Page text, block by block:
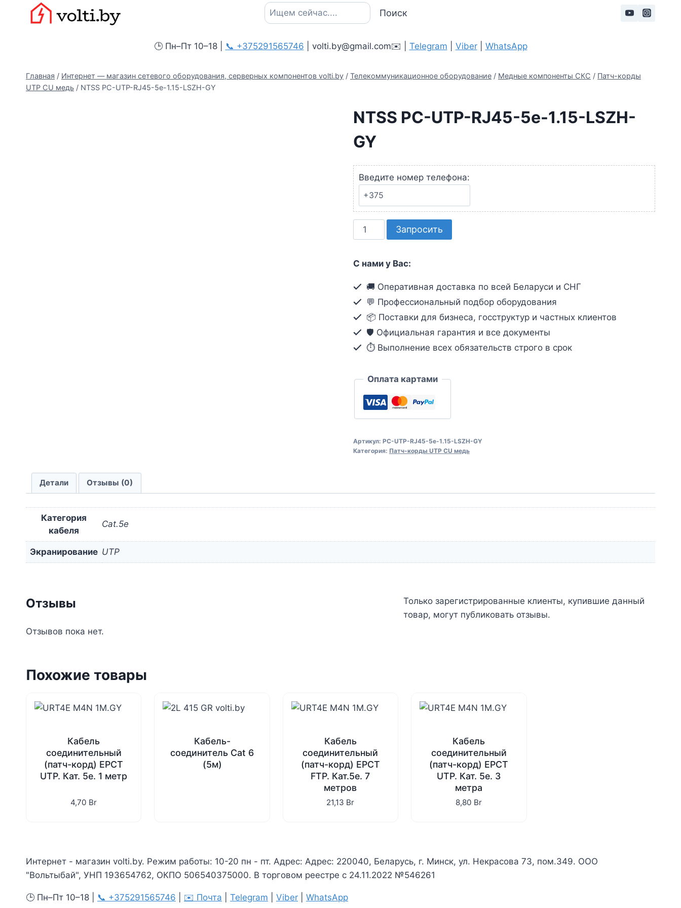
Перейти
Поиск
🕒 Пн–Пт 10–18 | 📞 +375291565746 | volti.by@gmail.com✉️ | Telegram Viber| WhatsApp
Главная / Интернет — магазин сетевого оборудования, серверных компонентов volti.by / Телекоммуникационное оборудование / Медные компоненты СКС / Патч-корды
UTP CU медь / NTSS PC-UTP-RJ45-5e-1.15-LSZH-GY
NTSS PC-UTP-RJ45-5e-1.15-LSZH-
GY
Введите номер телефона:
Количество
товара
PC-
5e-
1.15-
LSZH-
GY
Запросить
С нами у Вас:
🚚 Оперативная доставка по всей Беларуси и СНГ
💬 Профессиональный подбор оборудования
📦 Поставки для бизнеса, госструктур и частных клиентов
🛡️ Официальная гарантия и все документы
⏱ Выполнение всех обязательств строго в срок
Оплата картами
Артикул: PC-UTP-RJ45-5e-1.15-LSZH-GY
Категория: Патч-корды UTP CU медь
Детали Отзывы (0)
Категория
кабеля
Cat.5e
Экранирование UTP
Отзывы
Отзывов пока нет.
Только зарегистрированные клиенты, купившие данный
товар, могут публиковать отзывы.
Похожие товары
Кабель
соединительный
(патч-корд) EPCT
UTP. Кат. 5e. 1 метр
4,70 Br
Кабель-
соединитель Cat 6
(5м)
Кабель
соединительный
(патч-корд) EPCT
FTP. Кат.5е. 7
метров
21,13 Br
Кабель
соединительный
(патч-корд) EPCT
UTP. Кат. 5e. 3
метра
8,80 Br
Интернет - магазин volti.by. Режим работы: 10-20 пн - пт. Адрес: Адрес: 220040, Беларусь, г. Минск, ул. Некрасова 73, пом.349. ООО
"Вольтыбай", УНП 193654762, ОКПО 506540375000. В торговом реестре с 24.11.2022 №546261
🕒 Пн–Пт 10–18 | 📞 +375291565746 ✉️ Почта Telegram Viber WhatsApp